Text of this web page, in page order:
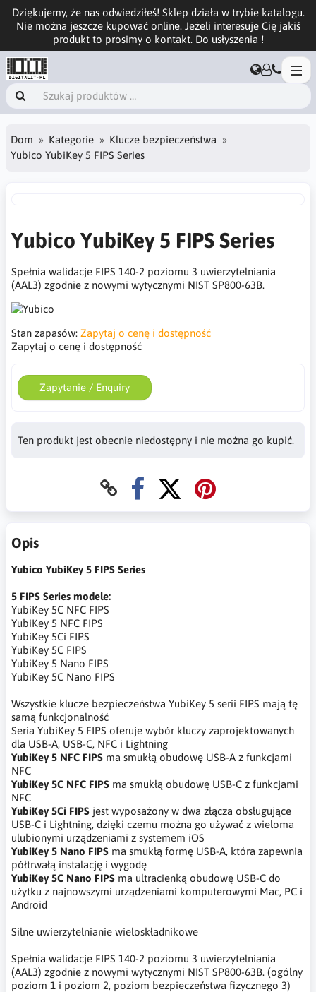
Dziękujemy, że nas odwiedziłeś! Sklep działa w trybie katalogu.
Nie można jeszcze kupować online. Jeżeli interesuje Cię jakiś
produkt to prosimy o kontakt. Do usłyszenia !
Dom Kategorie
Klucze bezpieczeństwa
Yubico YubiKey 5 FIPS Series
Yubico YubiKey 5 FIPS Series
Spełnia walidacje FIPS 140-2 poziomu 3 uwierzytelniania
(AAL3) zgodnie z nowymi wytycznymi NIST SP800-63B.
Stan zapasów: Zapytaj o cenę i dostępność
Zapytaj o cenę i dostępność
Zapytanie / Enquiry
Ten produkt jest obecnie niedostępny i nie można go kupić.
Opis
Yubico YubiKey 5 FIPS Series
5 FIPS Series modele:
YubiKey 5C NFC FIPS
YubiKey 5 NFC FIPS
YubiKey 5Ci FIPS
YubiKey 5C FIPS
YubiKey 5 Nano FIPS
YubiKey 5C Nano FIPS
Wszystkie klucze bezpieczeństwa YubiKey 5 serii FIPS mają tę
samą funkcjonalność
Seria YubiKey 5 FIPS oferuje wybór kluczy zaprojektowanych
dla USB-A, USB-C, NFC i Lightning
YubiKey 5 NFC FIPS ma smukłą obudowę USB-A z funkcjami
NFC
YubiKey 5C NFC FIPS ma smukłą obudowę USB-C z funkcjami
NFC
YubiKey 5Ci FIPS jest wyposażony w dwa złącza obsługujące
USB-C i Lightning, dzięki czemu można go używać z wieloma
ulubionymi urządzeniami z systemem iOS
YubiKey 5 Nano FIPS ma smukłą formę USB-A, która zapewnia
półtrwałą instalację i wygodę
YubiKey 5C Nano FIPS ma ultracienką obudowę USB-C do
użytku z najnowszymi urządzeniami komputerowymi Mac, PC i
Android
Silne uwierzytelnianie wieloskładnikowe
Spełnia walidacje FIPS 140-2 poziomu 3 uwierzytelniania
(AAL3) zgodnie z nowymi wytycznymi NIST SP800-63B. (ogólny
poziom 1 i poziom 2, poziom bezpieczeństwa fizycznego 3)